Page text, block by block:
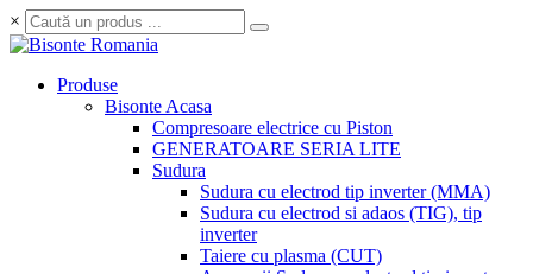
×
Produse
Bisonte Acasa
Compresoare electrice cu Piston
GENERATOARE SERIA LITE
Sudura
Sudura cu electrod tip inverter (MMA)
Sudura cu electrod si adaos (TIG), tip
inverter
Taiere cu plasma (CUT)